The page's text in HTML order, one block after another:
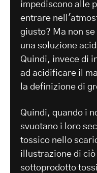
impediscono alle
entrare
giusto? Ma non
una soluzione
Quindi, invece di
ad acidificare il
la definizione di
Quindi, quando i
svuotano i loro
tossico nello
illustrazione di ciò
sottoprodotto